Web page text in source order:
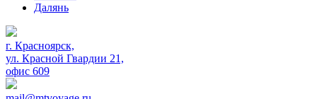
Далянь
г. Красноярск,
ул. Красной Гвардии 21,
офис 609